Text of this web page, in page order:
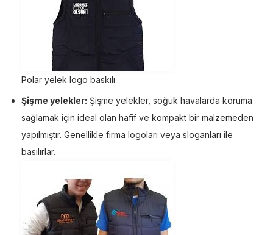
Polar yelek logo baskılı
Şişme yelekler: Şişme yelekler, soğuk havalarda koruma
sağlamak için ideal olan hafif ve kompakt bir malzemeden
yapılmıştır. Genellikle firma logoları veya sloganları ile
basılırlar.